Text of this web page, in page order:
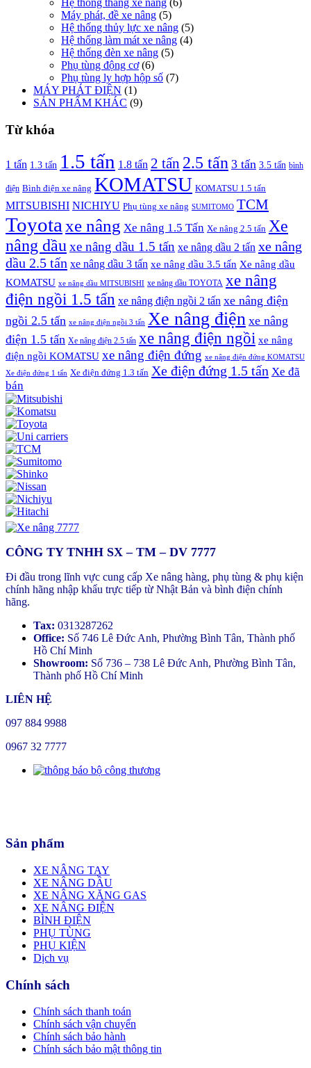
Hệ thống thắng xe nâng (6)
Máy phát, đề xe nâng (5)
Hệ thống thủy lực xe nâng (5)
Hệ thống làm mát xe nâng (4)
Hệ thống đèn xe nâng (5)
Phụ tùng động cơ (6)
Phụ tùng ly hợp hộp số (7)
MÁY PHÁT ĐIỆN (1)
SẢN PHẨM KHÁC (9)
Từ khóa
1 tấn 1.3 tấn 1.5 tấn 1.8 tấn 2 tấn 2.5 tấn 3 tấn 3.5 tấn bình
điện Bình điện xe nâng KOMATSU KOMATSU 1.5 tấn
MITSUBISHI NICHIYU Phụ tùng xe nâng SUMITOMO TCM
Toyotaxe nâng Xe nâng 1.5 Tấn Xe nâng 2.5 tấn Xe
nâng dầuxe nâng dầu 1.5 tấn xe nâng dầu 2 tấn xe nâng
dầu 2.5 tấn xe nâng dầu 3 tấn xe nâng dầu 3.5 tấn Xe nâng dầu
KOMATSU xe nâng dầu MITSUBISHI xe nâng dầu TOYOTA xe nâng
điện ngồi 1.5 tấn xe nâng điện ngồi 2 tấn xe nâng điện
ngồi 2.5 tấn xe nâng điện ngồi 3 tấn Xe nâng điện xe nâng
điện 1.5 tấn Xe nâng điện 2.5 tấn xe nâng điện ngồi xe nâng
điện ngồi KOMATSU xe nâng điện đứng xe nâng điện đứng KOMATSU
Xe điện đứng 1 tấn Xe điện đứng 1.3 tấn Xe điện đứng 1.5 tấn Xe đã
bán
CÔNG TY TNHH SX – TM – DV 7777
Đi đầu trong lĩnh vực cung cấp Xe nâng hàng, phụ tùng & phụ kiện
chính hãng nhập khẩu trực tiếp từ Nhật Bản và bình điện chính
hãng.
Tax: 0313287262
Office: Số 746 Lê Đức Anh, Phường Bình Tân, Thành phố
Hồ Chí Minh
Showroom: Số 736 – 738 Lê Đức Anh, Phường Bình Tân,
Thành phố Hồ Chí Minh
LIÊN HỆ
097 884 9988
0967 32 7777
Sản phẩm
XE NÂNG TAY
XE NÂNG DẦU
XE NÂNG XĂNG GAS
XE NÂNG ĐIỆN
BÌNH ĐIỆN
PHỤ TÙNG
PHỤ KIỆN
Dịch vụ
Chính sách
Chính sách thanh toán
Chính sách vận chuyển
Chính sách bảo hành
Chính sách bảo mật thông tin